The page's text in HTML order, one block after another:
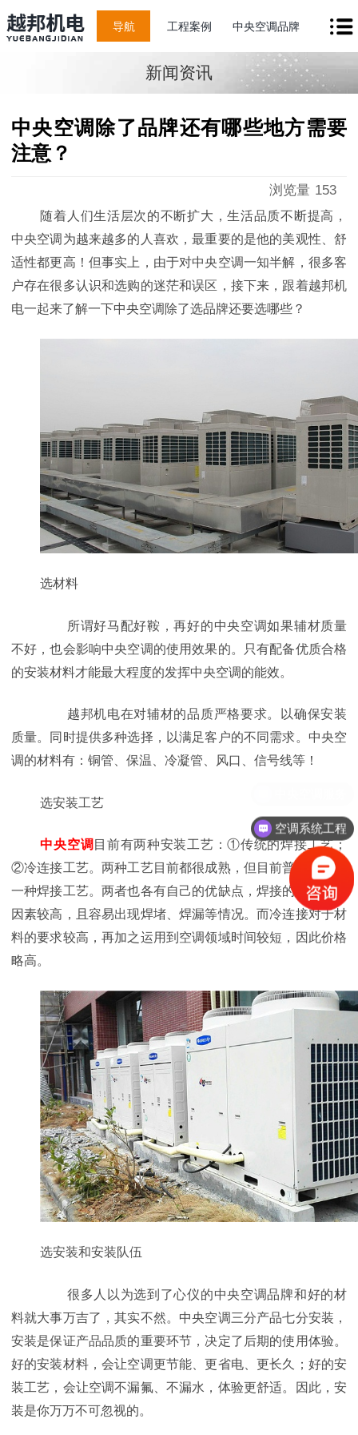
导航 工程案例 中央空调品牌
新闻资讯
中央空调除了品牌还有哪些地方需要
注意？
浏览量 153
随着人们生活层次的不断扩大，生活品质不断提高，
中央空调为越来越多的人喜欢，最重要的是他的美观性、舒
适性都更高！但事实上，由于对中央空调一知半解，很多客
户存在很多认识和选购的迷茫和误区，接下来，跟着越邦机
电一起来了解一下中央空调除了选品牌还要选哪些？
选材料
所谓好马配好鞍，再好的中央空调如果辅材质量
不好，也会影响中央空调的使用效果的。只有配备优质合格
的安装材料才能最大程度的发挥中央空调的能效。
越邦机电在对辅材的品质严格要求。以确保安装
质量。同时提供多种选择，以满足客户的不同需求。中央空
调的材料有：铜管、保温、冷凝管、风口、信号线等！
选安装工艺
中央空调 目前有两种安装工艺：①传统的焊接工艺；
②冷连接工艺。两种工艺目前都很成熟，但目前普遍使用第
一种焊接工艺。两者也各有自己的优缺点，焊接的认为影响
因素较高，且容易出现焊堵、焊漏等情况。而冷连接对于材
料的要求较高，再加之运用到空调领域时间较短，因此价格
略高。
选安装和安装队伍
很多人以为选到了心仪的中央空调品牌和好的材
料就大事万吉了，其实不然。中央空调三分产品七分安装，
安装是保证产品品质的重要环节，决定了后期的使用体验。
好的安装材料，会让空调更节能、更省电、更长久；好的安
装工艺，会让空调不漏氟、不漏水，体验更舒适。因此，安
装是你万万不可忽视的。
空调系统工程